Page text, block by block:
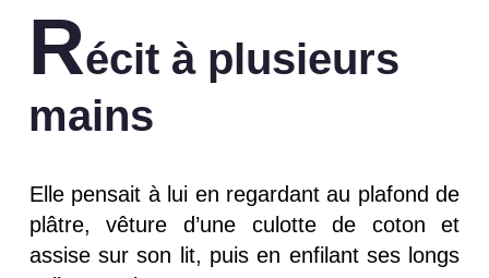
Récit à plusieurs
mains
Elle pensait à lui en regardant au plafond de
plâtre, vêture d’une culotte de coton et
assise sur son lit, puis en enfilant ses longs